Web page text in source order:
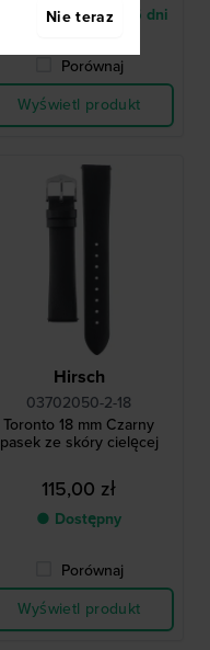
● Dostawa od 3 do 6 dni
Porównaj
Wyświetl produkt
Hirsch
03702050-2-18
Toronto 18 mm Czarny
pasek ze skóry cielęcej
115,00 zł
● Dostępny
Porównaj
Wyświetl produkt
Nie teraz